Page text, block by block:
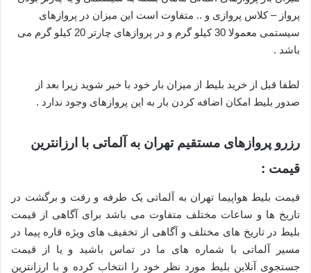
پرواز – کلاس پروازی و .. متفاوت است این میزان در پروازهای
سیستمی معمولا 30 کیلو گرم و در پروازهای چارتر 20 کیلو گرم می
باشد .
لطفا قبل از خرید بلیط از میزان بار خود با خیر شوید زیرا بعد از
صدور بلیط امکان اضافه کردن بار به این پروازهای وجود ندارد .
رزرو پروازهای مستقیم تهران به آلماتی با ارزانترین
قیمت :
قیمت بلیط هواپیما تهران به آلماتی یک طرفه و رفت و برگشت در
تاریخ ها و ساعات مختلف متفاوت می باشد برای آگاهی از قیمت
بلیط در تاریخ های مختلف و آگاهی از تخفیف های ویژه قاره پیما در
مسیر آلماتی با شماره های ما در تماس باشید و یا از قیمت
جستجوی آنلاین بلیط مورد نظر خود را انتخاب کرده و با ارزانترین